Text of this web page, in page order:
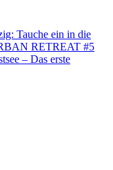
Tauche ein in die
RETREAT #5
– Das erste